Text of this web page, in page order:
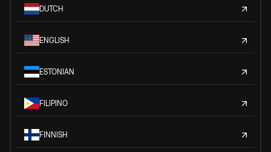
DUTCH
ENGLISH
ESTONIAN
FILIPINO
FINNISH